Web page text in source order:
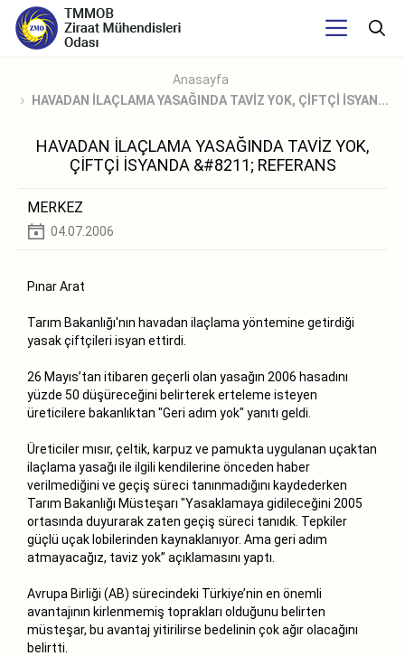
Anasayfa
HAVADAN İLAÇLAMA YASAĞINDA TAVİZ YOK, ÇİFTÇİ İSYAN...
HAVADAN İLAÇLAMA YASAĞINDA TAVİZ YOK,
ÇİFTÇİ İSYANDA &#8211; REFERANS
MERKEZ
04.07.2006
Pınar Arat
Tarım Bakanlığı'nın havadan ilaçlama yöntemine getirdiği
yasak çiftçileri isyan ettirdi.
26 Mayıs’tan itibaren geçerli olan yasağın 2006 hasadını
yüzde 50 düşüreceğini belirterek erteleme isteyen
üreticilere bakanlıktan "Geri adım yok" yanıtı geldi.
Üreticiler mısır, çeltik, karpuz ve pamukta uygulanan uçaktan
ilaçlama yasağı ile ilgili kendilerine önceden haber
verilmediğini ve geçiş süreci tanınmadığını kaydederken
Tarım Bakanlığı Müsteşarı "Yasaklamaya gidileceğini 2005
ortasında duyurarak zaten geçiş süreci tanıdık. Tepkiler
güçlü uçak lobilerinden kaynaklanıyor. Ama geri adım
atmayacağız, taviz yok” açıklamasını yaptı.
Avrupa Birliği (AB) sürecindeki Türkiye’nin en önemli
avantajının kirlenmemiş toprakları olduğunu belirten
müsteşar, bu avantaj yitirilirse bedelinin çok ağır olacağını
belirtti.